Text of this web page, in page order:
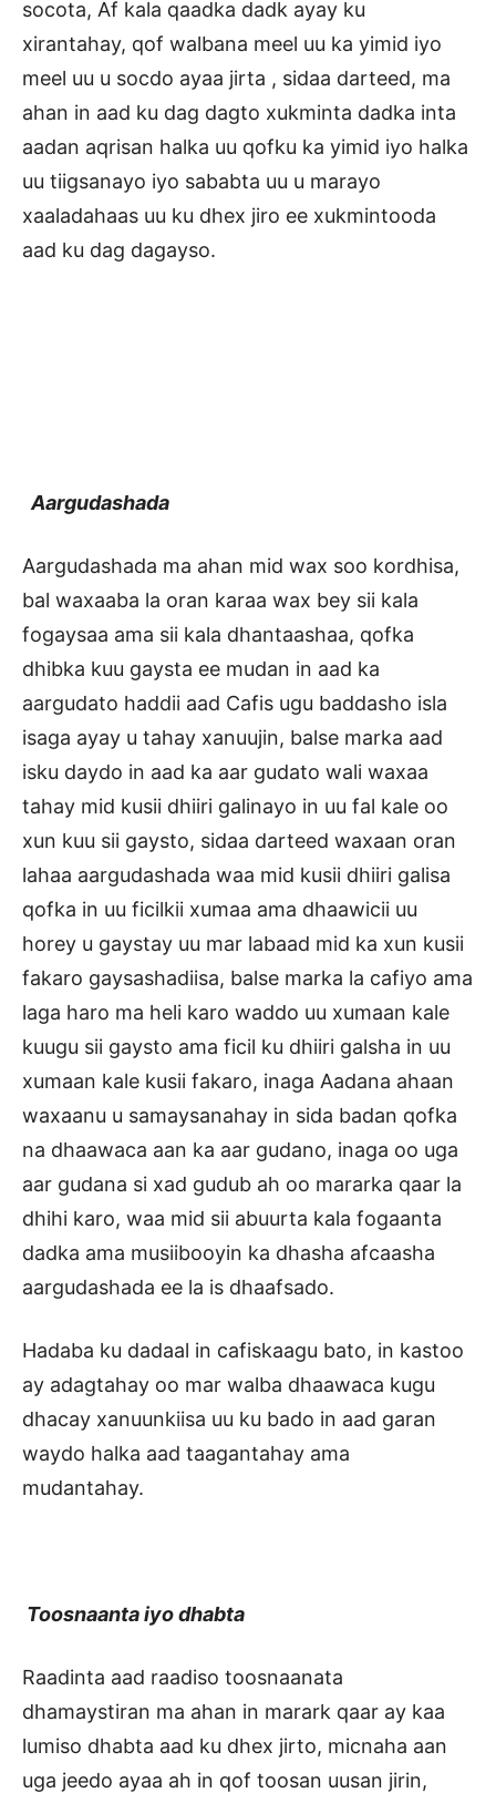
socota, Af kala qaadka dadk ayay ku
xirantahay, qof walbana meel uu ka yimid iyo
meel uu u socdo ayaa jirta , sidaa darteed, ma
ahan in aad ku dag dagto xukminta dadka inta
aadan aqrisan halka uu qofku ka yimid iyo halka
uu tiigsanayo iyo sababta uu u marayo
xaaladahaas uu ku dhex jiro ee xukmintooda
aad ku dag dagayso.
Aargudashada
Aargudashada ma ahan mid wax soo kordhisa,
bal waxaaba la oran karaa wax bey sii kala
fogaysaa ama sii kala dhantaashaa, qofka
dhibka kuu gaysta ee mudan in aad ka
aargudato haddii aad Cafis ugu baddasho isla
isaga ayay u tahay xanuujin, balse marka aad
isku daydo in aad ka aar gudato wali waxaa
tahay mid kusii dhiiri galinayo in uu fal kale oo
xun kuu sii gaysto, sidaa darteed waxaan oran
lahaa aargudashada waa mid kusii dhiiri galisa
qofka in uu ficilkii xumaa ama dhaawicii uu
horey u gaystay uu mar labaad mid ka xun kusii
fakaro gaysashadiisa, balse marka la cafiyo ama
laga haro ma heli karo waddo uu xumaan kale
kuugu sii gaysto ama ficil ku dhiiri galsha in uu
xumaan kale kusii fakaro, inaga Aadana ahaan
waxaanu u samaysanahay in sida badan qofka
na dhaawaca aan ka aar gudano, inaga oo uga
aar gudana si xad gudub ah oo mararka qaar la
dhihi karo, waa mid sii abuurta kala fogaanta
dadka ama musiibooyin ka dhasha afcaasha
aargudashada ee la is dhaafsado.
Hadaba ku dadaal in cafiskaagu bato, in kastoo
ay adagtahay oo mar walba dhaawaca kugu
dhacay xanuunkiisa uu ku bado in aad garan
waydo halka aad taagantahay ama
mudantahay.
Toosnaanta iyo dhabta
Raadinta aad raadiso toosnaanata
dhamaystiran ma ahan in marark qaar ay kaa
lumiso dhabta aad ku dhex jirto, micnaha aan
uga jeedo ayaa ah in qof toosan uusan jirin,